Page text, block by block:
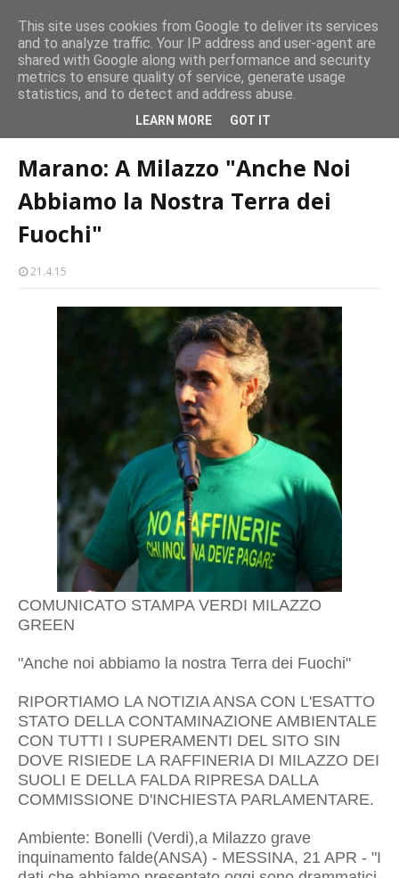
Milazzo 28ª Sagra del Pesce a Vaccarella: il programma
EVENTI
Marano: A Milazzo "Anche Noi Abbiamo la Nostra Terra
Marano: A Milazzo "Anche Noi
Abbiamo la Nostra Terra dei
Fuochi"
21.4.15
COMUNICATO STAMPA VERDI MILAZZO
GREEN
"Anche noi abbiamo la nostra Terra dei Fuochi"
RIPORTIAMO LA NOTIZIA ANSA CON L'ESATTO
STATO DELLA CONTAMINAZIONE AMBIENTALE
CON TUTTI I SUPERAMENTI DEL SITO SIN
DOVE RISIEDE LA RAFFINERIA DI MILAZZO DEI
SUOLI E DELLA FALDA RIPRESA DALLA
COMMISSIONE D'INCHIESTA PARLAMENTARE.
Ambiente: Bonelli (Verdi),a Milazzo grave
inquinamento falde(ANSA) - MESSINA, 21 APR - "I
This site uses cookies from Google to deliver its services
and to analyze traffic. Your IP address and user-agent are
shared with Google along with performance and security
metrics to ensure quality of service, generate usage
statistics, and to detect and address abuse.
LEARN MORE GOT IT